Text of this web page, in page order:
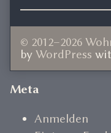
© 2012–2026
by WordPress
Footer
Meta
Anmelden